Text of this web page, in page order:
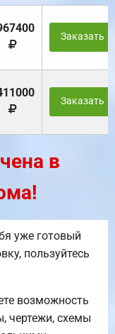
Заказать
Заказать
в
уже готовый
пользуйтесь
возможность
чертежи, схемы